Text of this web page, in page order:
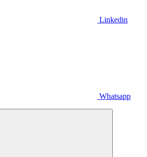
Linkedin
Whatsapp